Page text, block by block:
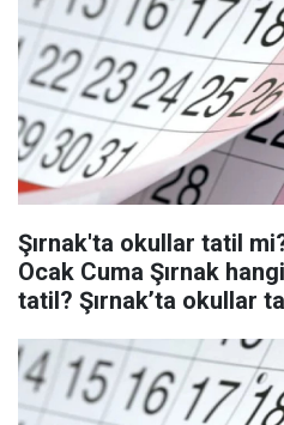
Şırnak'ta okullar tatil
Ocak Cuma Şırnak
tatil? Şırnak’ta okullar